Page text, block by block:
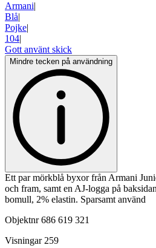
Armani|
Blå|
Pojke|
104|
Gott använt skick
Mindre tecken på användning
Ett par mörkblå byxor från Armani
och fram, samt en AJ-logga på
bomull, 2% elastin. Sparsamt använd
Objektnr 686 619 321
Visningar 259